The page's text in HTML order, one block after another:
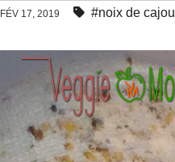
FÉV 17, 2019 #noix de cajou